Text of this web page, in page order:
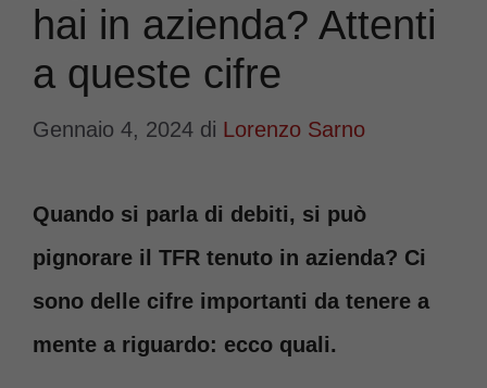
hai in azienda? Attenti
a queste cifre
Gennaio 4, 2024 di Lorenzo Sarno
Quando si parla di debiti, si può
pignorare il TFR tenuto in azienda? Ci
sono delle cifre importanti da tenere a
mente a riguardo: ecco quali.